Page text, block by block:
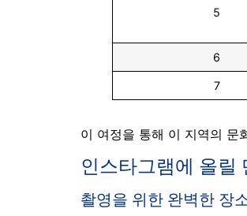
5
6
7
이 여정을 통해 이 지역의 문
인스타그램에 올릴
촬영을 위한 완벽한 장